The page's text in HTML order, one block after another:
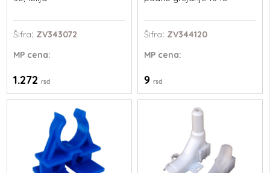
Šifra: ZV343072
MP cena:
1.272rsd
Šifra: ZV344120
MPcena:
9 rsd